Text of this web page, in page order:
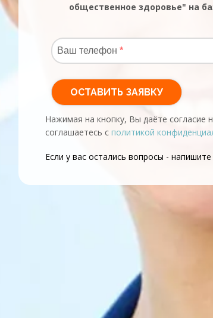
общественное здоровье" на
Нажимая на кнопку, Вы даёте согласие
соглашаетесь сполитикой
Если у вас остались вопросы -